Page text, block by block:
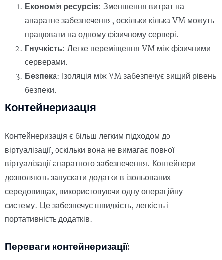
Економія ресурсів: Зменшення витрат на
апаратне забезпечення, оскільки кілька VM можуть
працювати на одному фізичному сервері.
Гнучкість: Легке переміщення VM між фізичними
серверами.
Безпека: Ізоляція між VM забезпечує вищий рівень
безпеки.
Контейнеризація
Контейнеризація є більш легким підходом до
віртуалізації, оскільки вона не вимагає повної
віртуалізації апаратного забезпечення. Контейнери
дозволяють запускати додатки в ізольованих
середовищах, використовуючи одну операційну
систему. Це забезпечує швидкість, легкість і
портативність додатків.
Переваги контейнеризації: